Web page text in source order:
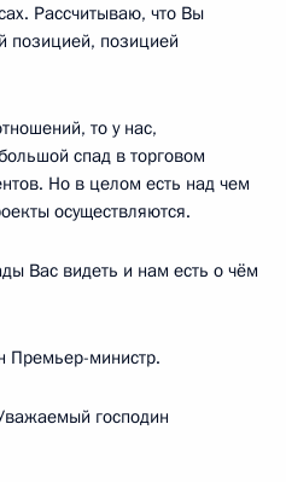
Рассчитываю, что Вы
позицией, позицией
то у нас,
спад в торговом
Но в целом есть над чем
осуществляются.
Вас видеть и нам есть о чём
Премьер-министр.
господин